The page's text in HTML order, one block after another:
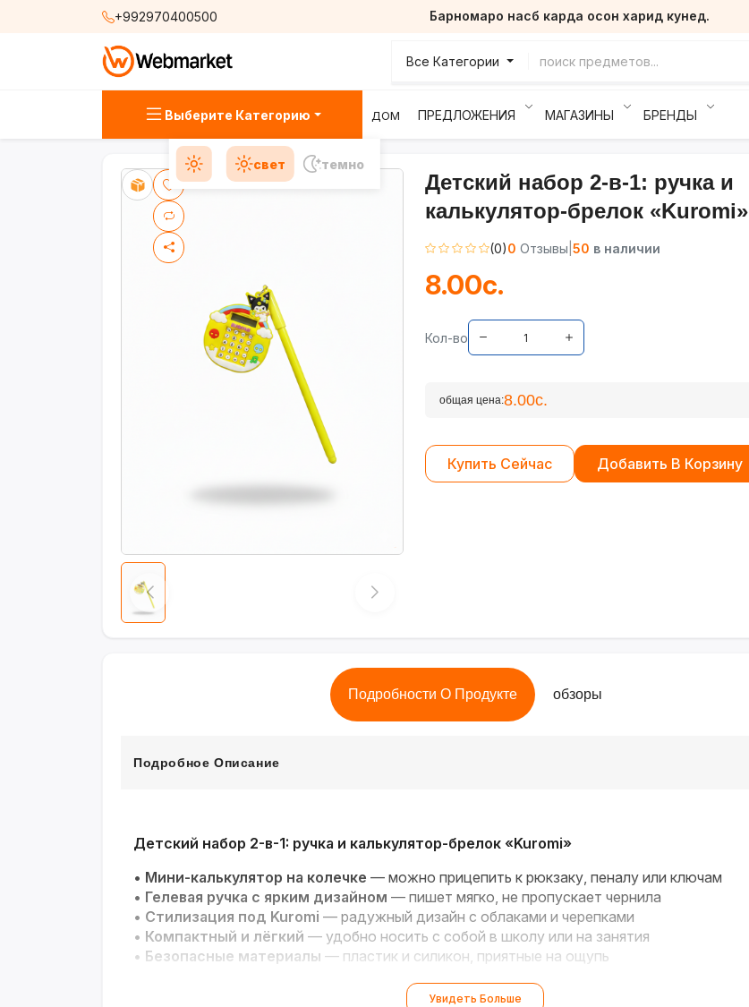
+992970400500 Барномаро насб карда осон харид кунед.
Все Категории
Выберите Категорию ДОМ ПРЕДЛОЖЕНИЯ МАГАЗИНЫ БРЕНДЫ
свет темно
Детский набор 2-в-1: ручка и
калькулятор-брелок «Kuromi»
(0)0 Отзывы 50 в наличии
8.00с.
Кол-во
общая цена:8.00с.
Купить Сейчас Добавить В Корзину
Подробности О Продукте обзоры
Подробное Описание
Детский набор 2-в-1: ручка и калькулятор-брелок «Kuromi»
• Мини-калькулятор на колечке — можно прицепить к рюкзаку, пеналу или ключам
• Гелевая ручка с ярким дизайном — пишет мягко, не пропускает чернила
• Стилизация под Kuromi — радужный дизайн с облаками и черепками
• Компактный и лёгкий — удобно носить с собой в школу или на занятия
• Безопасные материалы — пластик и силикон, приятные на ощупь
Весёлый и полезный подарок для учёбы и творчества!
Увидеть Больше